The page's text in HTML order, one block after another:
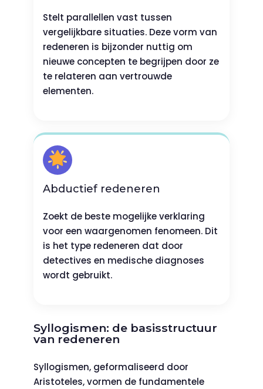
Stelt parallellen vast tussen
vergelijkbare situaties. Deze vorm van
redeneren is bijzonder nuttig om
nieuwe concepten te begrijpen door ze
te relateren aan vertrouwde
elementen.
Abductief redeneren
Zoekt de beste mogelijke verklaring
voor een waargenomen fenomeen. Dit
is het type redeneren dat door
detectives en medische diagnoses
wordt gebruikt.
Syllogismen: de basisstructuur
van redeneren
Syllogismen, geformaliseerd door
Aristoteles, vormen de fundamentele